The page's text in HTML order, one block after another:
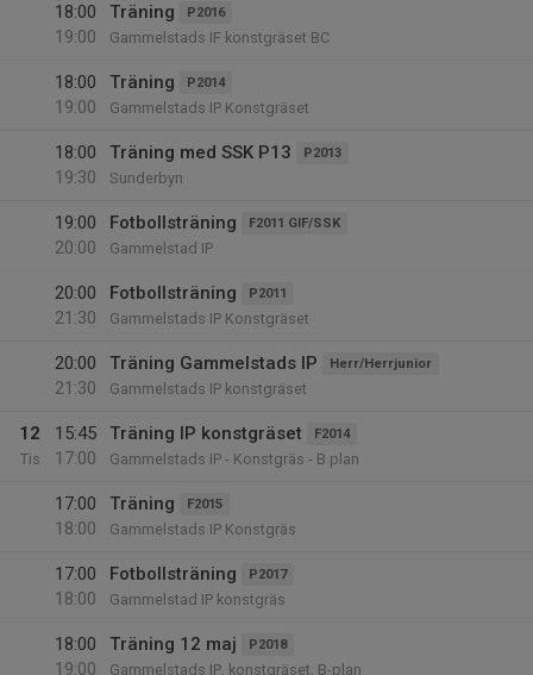
18:00
19:00
Träning P2016
Gammelstads IF konstgräset BC
18:00
19:00
Träning P2014
Gammelstads IP Konstgräset
18:00
19:30
Träning med SSK P13 P2013
Sunderbyn
19:00
20:00
Fotbollsträning F2011 GIF/SSK
Gammelstad IP
20:00
21:30
Fotbollsträning P2011
Gammelstads IP Konstgräset
20:00
21:30
Träning Gammelstads IP Herr/Herrjunior
Gammelstads IP konstgräset
12
Tis
15:45
17:00
Träning IP konstgräset F2014
Gammelstads IP - Konstgräs - B plan
17:00
18:00
Träning F2015
Gammelstads IP Konstgräs
17:00
18:00
Fotbollsträning P2017
Gammelstad IP konstgräs
18:00
19:00
Träning 12 maj P2018
Gammelstads IP, konstgräset, B-plan